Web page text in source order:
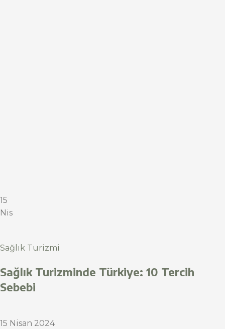
15
Nis
Sağlık Turizmi
Sağlık Turizminde Türkiye: 10 Tercih
Sebebi
15 Nisan 2024